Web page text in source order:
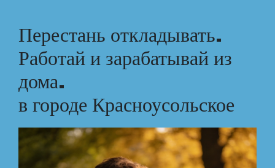
Перестань откладывать.
Работай и зарабатывай из
дома.
в городе Красноусольское